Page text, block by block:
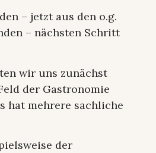
– jetzt aus den o.g.
– nächsten Schritt
wir uns zunächst
der Gastronomie
hat mehrere sachliche
der